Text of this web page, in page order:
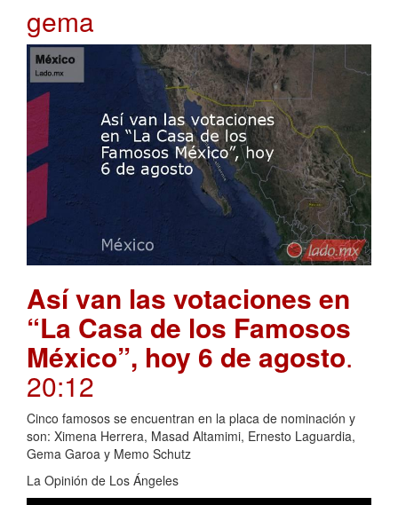
gema
Así van las votaciones en
“La Casa de los Famosos
México”, hoy 6 de agosto.
20:12
Cinco famosos se encuentran en la placa de nominación y
son: Ximena Herrera, Masad Altamimi, Ernesto Laguardia,
Gema Garoa y Memo Schutz
La Opinión de Los Ángeles